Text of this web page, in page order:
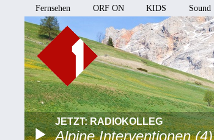
Fernsehen ORF ON KIDS Sound
JETZT: RADIOKOLLEG
Alpine Interventionen (4)